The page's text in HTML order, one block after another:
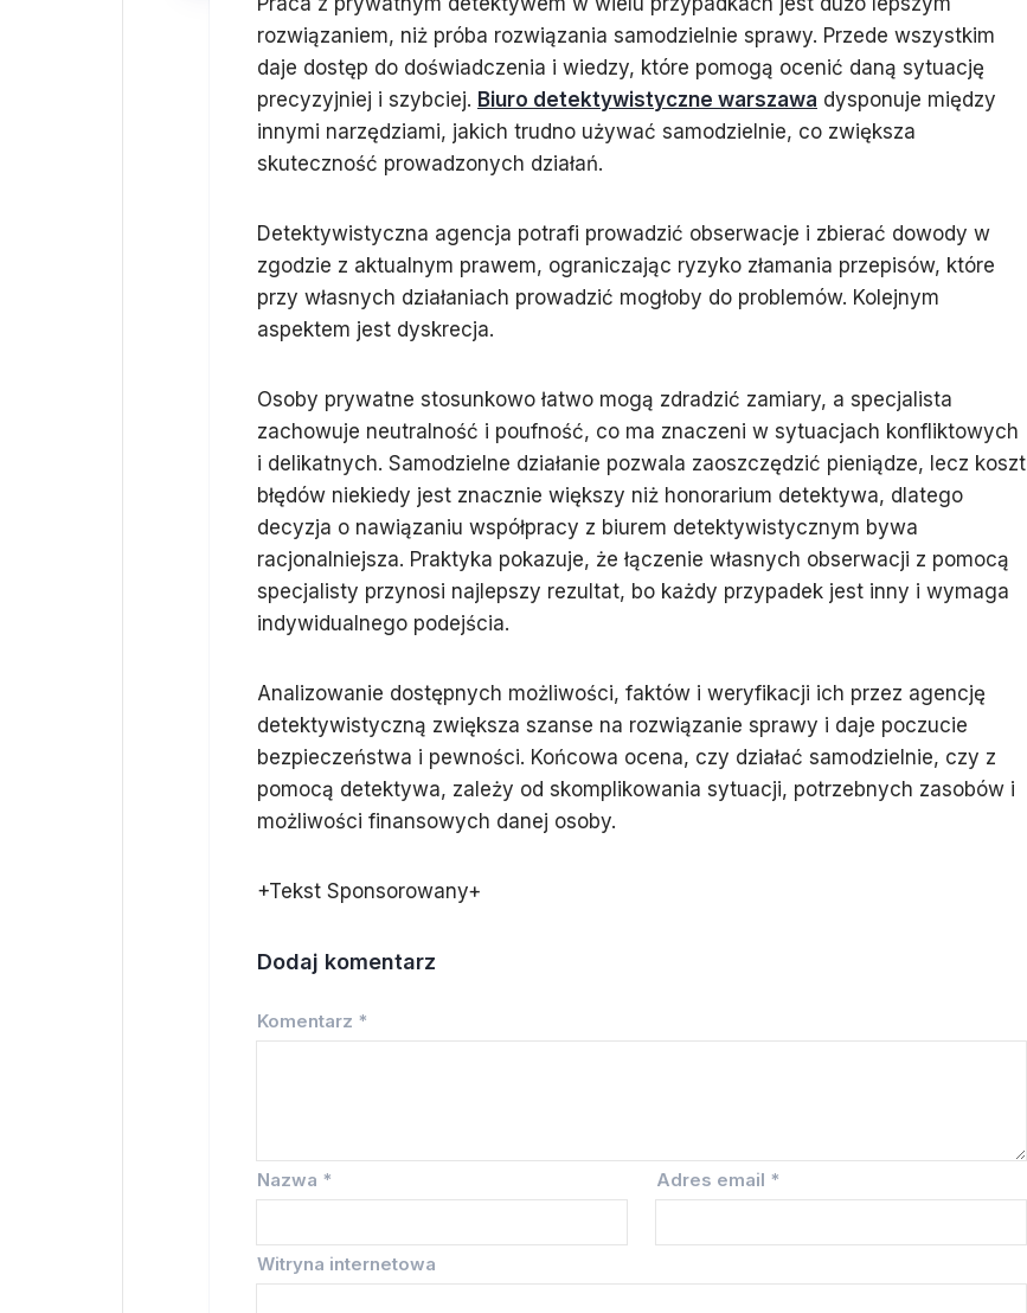
rozwiązaniem, niż próba rozwiązania samodzielnie sprawy. Przede wszystkim
daje dostęp do doświadczenia i wiedzy, które pomogą ocenić daną sytuację
precyzyjniej i szybciej. Biuro detektywistyczne warszawa dysponuje między
innymi narzędziami, jakich trudno używać samodzielnie, co zwiększa
skuteczność prowadzonych działań.
Detektywistyczna agencja potrafi prowadzić obserwacje i zbierać dowody w
zgodzie z aktualnym prawem, ograniczając ryzyko złamania przepisów, które
przy własnych działaniach prowadzić mogłoby do problemów. Kolejnym
aspektem jest dyskrecja.
Osoby prywatne stosunkowo łatwo mogą zdradzić zamiary, a specjalista
zachowuje neutralność i poufność, co ma znaczeni w sytuacjach konfliktowych
i delikatnych. Samodzielne działanie pozwala zaoszczędzić pieniądze, lecz koszt
błędów niekiedy jest znacznie większy niż honorarium detektywa, dlatego
decyzja o nawiązaniu współpracy z biurem detektywistycznym bywa
racjonalniejsza. Praktyka pokazuje, że łączenie własnych obserwacji z pomocą
specjalisty przynosi najlepszy rezultat, bo każdy przypadek jest inny i wymaga
indywidualnego podejścia.
Analizowanie dostępnych możliwości, faktów i weryfikacji ich przez agencję
detektywistyczną zwiększa szanse na rozwiązanie sprawy i daje poczucie
bezpieczeństwa i pewności. Końcowa ocena, czy działać samodzielnie, czy z
pomocą detektywa, zależy od skomplikowania sytuacji, potrzebnych zasobów i
możliwości finansowych danej osoby.
+Tekst Sponsorowany+
Dodaj komentarz
Komentarz *
Nazwa * Adres email *
Witryna internetowa